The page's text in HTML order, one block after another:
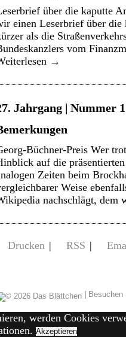
über die kaputte
einen Leserbrief über
als die
vom
→
Jahrgang | Nummer
Büchner-Preis Wer
auf die
Zeiten beim
Weise
nachschlägt,
Drucken | RSS |
|
werden Cookies
Akzeptieren